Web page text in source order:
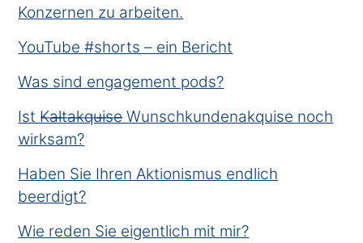
Konzernen zu arbeiten.
YouTube #shorts – ein Bericht
Was sind engagement pods?
Ist K̶a̶l̶t̶a̶k̶q̶u̶i̶s̶e̶ Wunschkundenakquise noch
wirksam?
Haben Sie Ihren Aktionismus endlich
beerdigt?
Wie reden Sie eigentlich mit mir?